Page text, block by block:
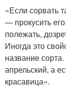
«Если сорвать
— прокусить
полежать,
Иногда это
название
апрельский, а
красавица».